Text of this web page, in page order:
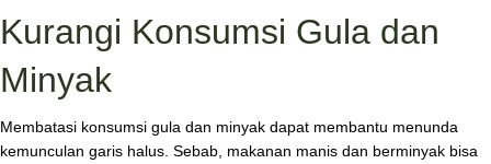
Kurangi Konsumsi Gula dan
Minyak
Membatasi konsumsi gula dan minyak dapat membantu menunda
kemunculan garis halus. Sebab, makanan manis dan berminyak bisa